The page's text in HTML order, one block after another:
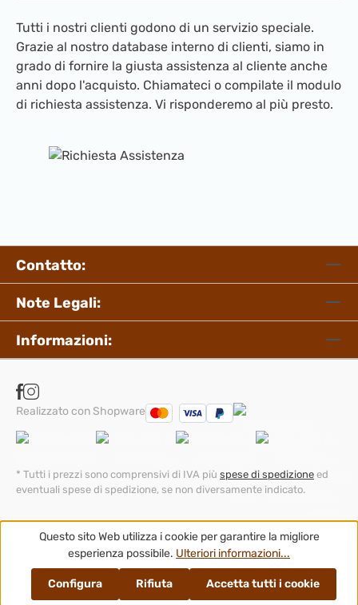
Salta la galleria di immagini
Tutti i nostri clienti godono di un servizio speciale.
Grazie al nostro database interno di clienti, siamo in
grado di fornire la giusta assistenza al cliente anche
anni dopo l'acquisto. Chiamateci o compilate il modulo
di richiesta assistenza. Vi risponderemo al più presto.
Contatto:
Note Legali:
Informazioni:
Realizzato con Shopware
* Tutti i prezzi sono comprensivi di IVA più spese di spedizione ed
eventuali spese di spedizione, se non diversamente indicato.
Questo sito Web utilizza i cookie per garantire la migliore
esperienza possibile. Ulteriori informazioni...
Rifiuta
Configura Accetta tutti i cookie